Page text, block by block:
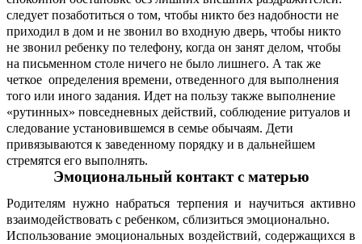
следует позаботиться о том, чтобы никто без надобности не
приходил в дом и не звонил во входную дверь, чтобы никто
не звонил ребенку по телефону, когда он занят делом, чтобы
на письменном столе ничего не было лишнего. А так же
четкое определения времени, отведенного для выполнения
того или иного задания. Идет на пользу также выполнение
«рутинных» повседневных действий, соблюдение ритуалов и
следование установившемся в семье обычаям. Дети
привязываются к заведенному порядку и в дальнейшем
стремятся его выполнять.
Эмоциональный контакт с матерью
Родителям нужно набраться терпения и научиться активно
взаимодействовать с ребенком, сблизиться эмоционально.
Использование эмоциональных воздействий, содержащихся в